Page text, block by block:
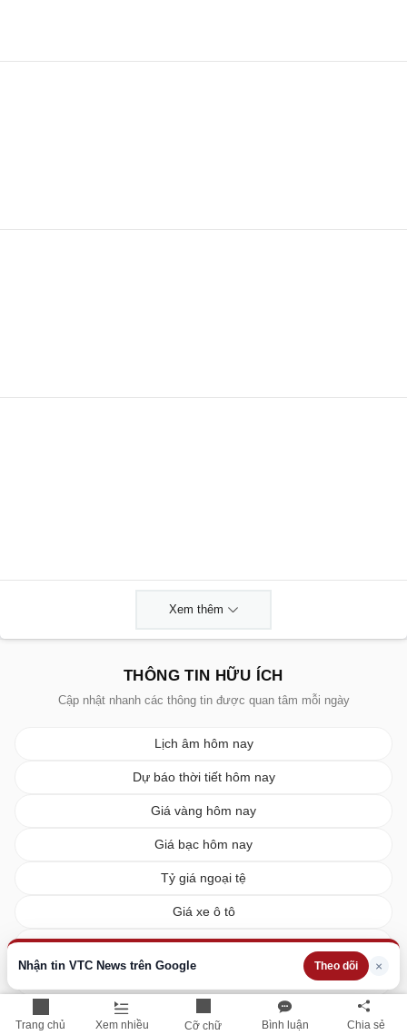
Trang chủ Xem nhiều Cỡ chữ Bình luận Chia sẻ
Nhận tin VTC News trên Google Theo dõi ×
Xem thêm
THÔNG TIN HỮU ÍCH
Cập nhật nhanh các thông tin được quan tâm mỗi ngày
Lịch âm hôm nay
Dự báo thời tiết hôm nay
Giá vàng hôm nay
Giá bạc hôm nay
Tỷ giá ngoại tệ
Giá xe ô tô
Giá xe máy
Giá tiêu hôm nay